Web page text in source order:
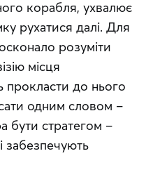
корабля, ухвалює
рухатися далі. Для
розуміти
місця
прокласти до нього
одним словом –
бути стратегом –
забезпечують